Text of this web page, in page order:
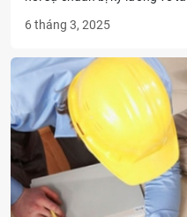
tố tác động, đặc biệt là giá
đâu là nguyên nhân chính và
sách hiệu quả? Bài viết này
đến chi phí xây dựng, đồng
để giúp chủ nhà tối ưu ngân
6 tháng 3, 2025